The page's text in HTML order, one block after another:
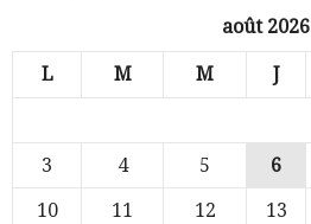
août 2026
L M M J
3
4 5 6
10
11 12 13